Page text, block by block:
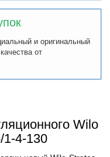
и оригинальный
от
Wilo
1-4-130